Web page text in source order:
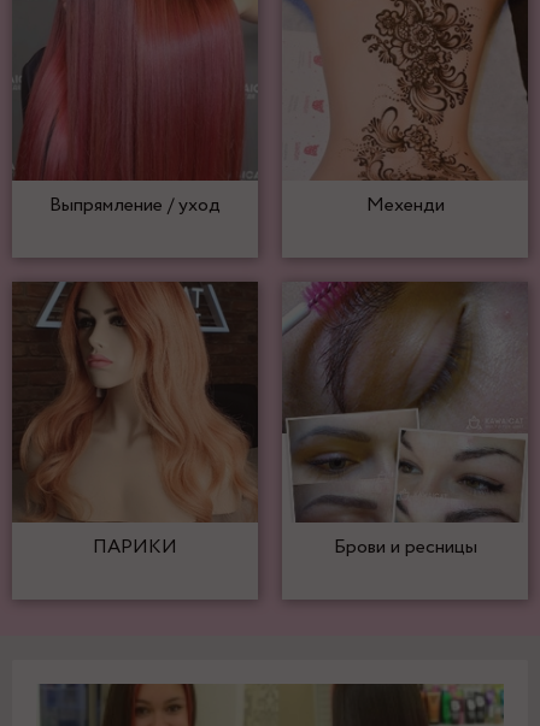
Выпрямление / уход Мехенди
ПАРИКИ Брови и ресницы